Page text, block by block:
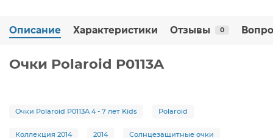
Описание Характеристики Отзывы 0
Очки Polaroid P0113A
Очки Polaroid P0113A 4 - 7 лет Kids Polaroid
Коллекция 2014 2014 Солнцезащитные очки